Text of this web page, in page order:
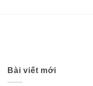
Bài viết mới